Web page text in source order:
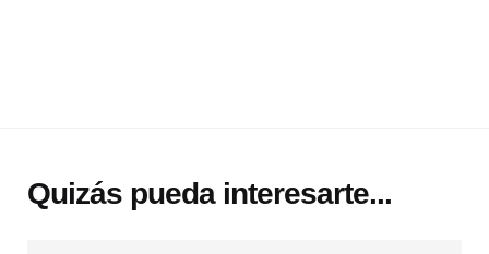
Quizás pueda interesarte...